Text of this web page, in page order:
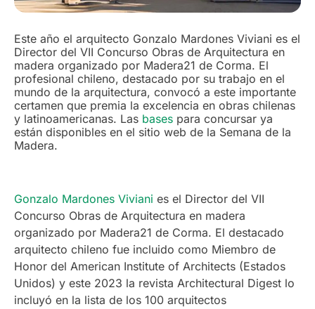
Este año el arquitecto Gonzalo Mardones Viviani es el
Director del VII Concurso Obras de Arquitectura en
madera organizado por Madera21 de Corma. El
profesional chileno, destacado por su trabajo en el
mundo de la arquitectura, convocó a este importante
certamen que premia la excelencia en obras chilenas
y latinoamericanas. Las bases para concursar ya
están disponibles en el sitio web de la Semana de la
Madera.
Gonzalo Mardones Viviani es el Director del VII
Concurso Obras de Arquitectura en madera
organizado por Madera21 de Corma. El destacado
arquitecto chileno fue incluido como Miembro de
Honor del American Institute of Architects (Estados
Unidos) y este 2023 la revista Architectural Digest lo
incluyó en la lista de los 100 arquitectos